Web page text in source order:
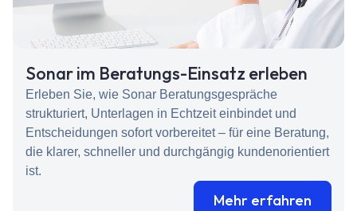
Sonar im Beratungs-Einsatz erleben
Erleben Sie, wie Sonar Beratungsgespräche
strukturiert, Unterlagen in Echtzeit einbindet und
Entscheidungen sofort vorbereitet – für eine Beratung,
die klarer, schneller und durchgängig kundenorientiert
ist.
Mehr erfahren